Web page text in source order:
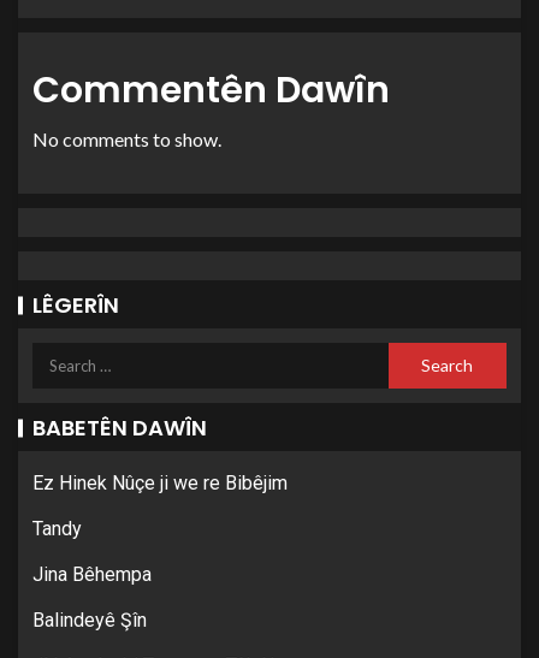
Commentên Dawîn
No comments to show.
LÊGERÎN
BABETÊN DAWÎN
Ez Hinek Nûçe ji we re Bibêjim
Tandy
Jina Bêhempa
Balindeyê Şîn